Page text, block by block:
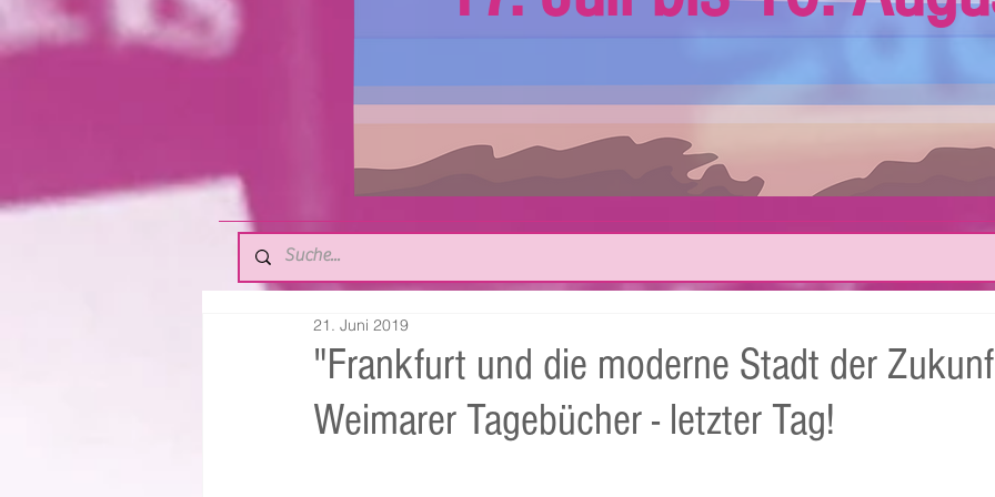
"Frankfurt und die moderne Stadt der
Weimarer Tagebücher - letzter Tag!
21. Juni 2019